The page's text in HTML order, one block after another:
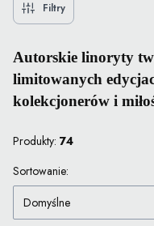
Filtry
Autorskie linoryty
limitowanych
kolekcjonerów i
Produkty: 74
Lista produktów
Sortowanie:
Domyślne